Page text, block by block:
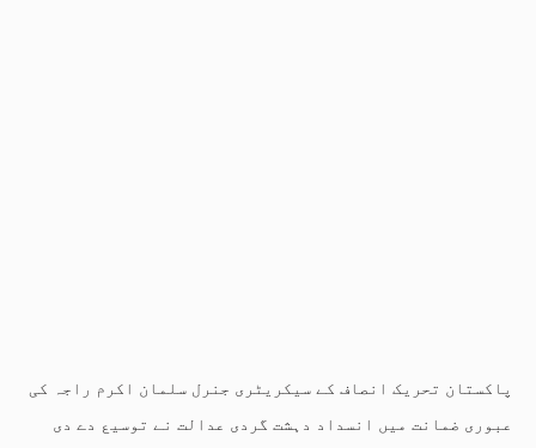
پاکستان تحریک انصاف کے سیکریٹری جنرل سلمان اکرم راجہ کی
عبوری ضمانت میں انسداد دہشت گردی عدالت نے توسیع دے دی